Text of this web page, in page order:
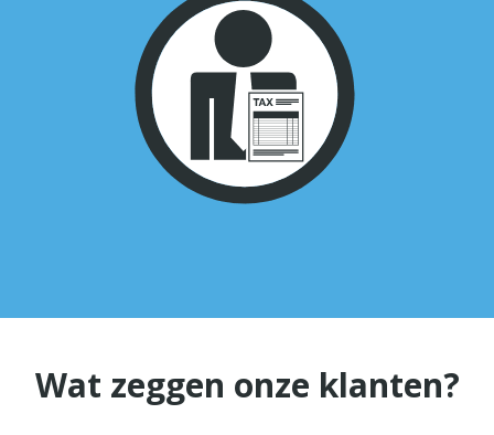
Wat zeggen onze klanten?